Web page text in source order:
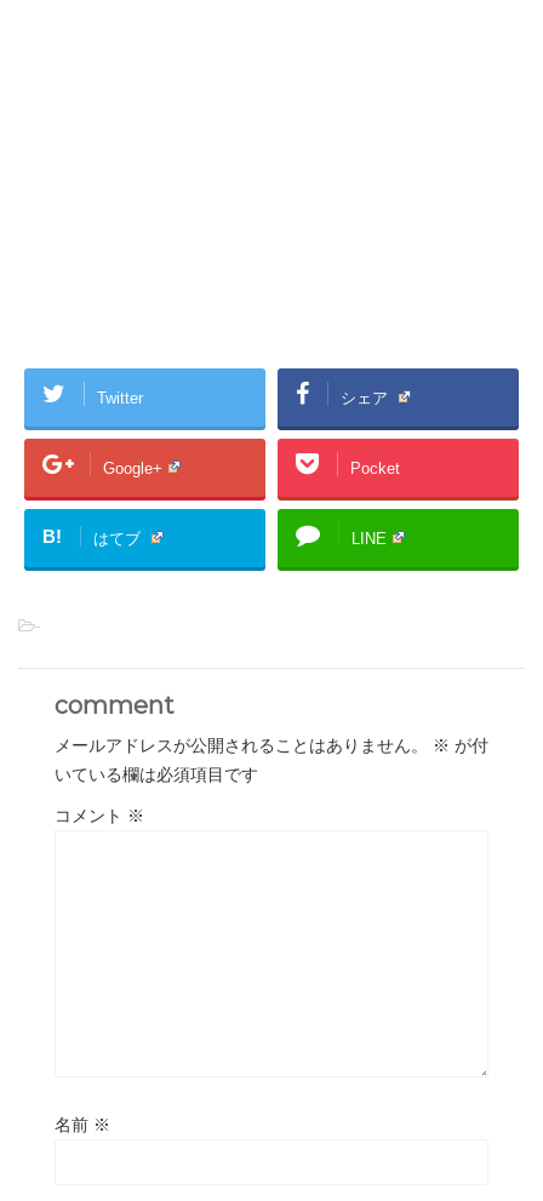
Twitter シェア
Google+ Pocket
B! はてブ LINE
-
comment
メールアドレスが公開されることはありません。 ※ が付
いている欄は必須項目です
コメント ※
名前 ※